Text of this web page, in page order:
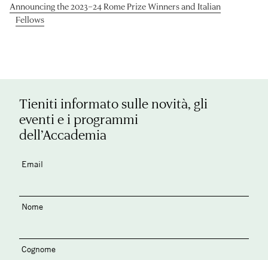
Announcing the 2023–24 Rome Prize Winners and Italian
Fellows
Tieniti informato sulle novità, gli
eventi e i programmi
dell’Accademia
Email
Nome
Cognome